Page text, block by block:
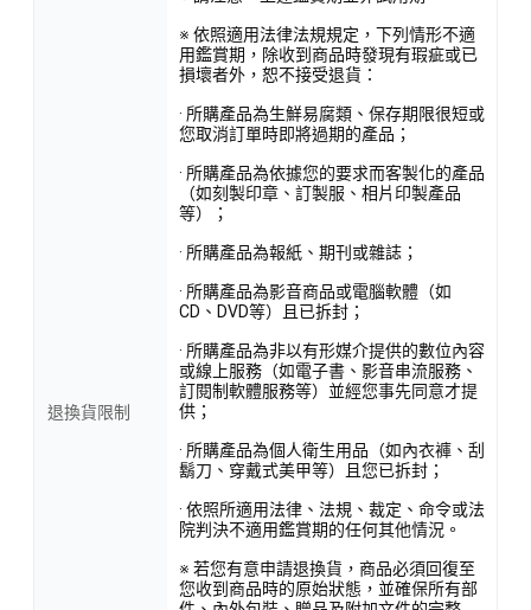
退換貨限制
※ 依照適用法律法規規定，下列情形不適
用鑑賞期，除收到商品時發現有瑕疵或已
損壞者外，恕不接受退貨：
· 所購產品為生鮮易腐類、保存期限很短或
您取消訂單時即將過期的產品；
· 所購產品為依據您的要求而客製化的產品
（如刻製印章、訂製服、相片印製產品
等）；
· 所購產品為報紙、期刊或雜誌；
· 所購產品為影音商品或電腦軟體（如
CD、DVD等）且已拆封；
· 所購產品為非以有形媒介提供的數位內容
或線上服務（如電子書、影音串流服務、
訂閱制軟體服務等）並經您事先同意才提
供；
· 所購產品為個人衛生用品（如內衣褲、刮
鬍刀、穿戴式美甲等）且您已拆封；
· 依照所適用法律、法規、裁定、命令或法
院判決不適用鑑賞期的任何其他情況。
※ 若您有意申請退換貨，商品必須回復至
您收到商品時的原始狀態，並確保所有部